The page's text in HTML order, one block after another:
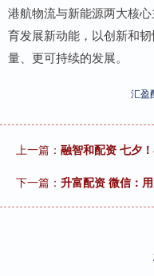
港航物流与新能源两大核
育发展新动能，以创新和
量、更可持续的发展。
汇盈
上一篇： 融智和配资 七夕
下一篇： 升富配资 微信：